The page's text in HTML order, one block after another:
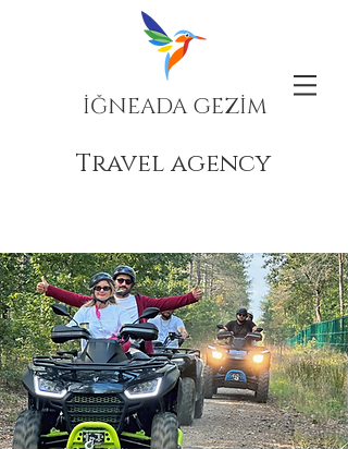
İĞNEADA GEZİM
Travel agency